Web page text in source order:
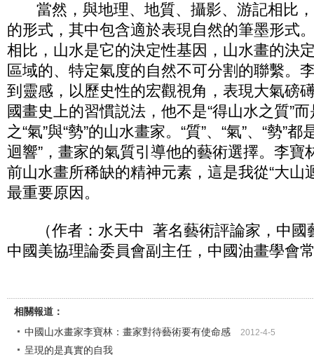
當然，與地理、地質、攝影、游記相比，
的形式，其中包含適於表現自然的筆墨形式
相比，山水是它的決定性基因，山水畫的決
區域的、特定氣度的自然不可分割的聯繫。
到靈感，以歷史性的宏觀視角，表現大氣磅
國畫史上的習慣説法，他不是“得山水之質”
之“氣”與“勢”的山水畫家。“質”、“氣”、“勢”
迴響”，畫家的氣質引導他的藝術選擇。李寶
前山水畫所稀缺的精神元素，這是我從“大山
最重要原因。
（作者：水天中 著名藝術評論家，中國
中國美協理論委員會副主任，中國油畫學會
相關報道：
中國山水畫家李寶林：畫家對待藝術要有使命感
2012-4-5
呈現的是真實的自我